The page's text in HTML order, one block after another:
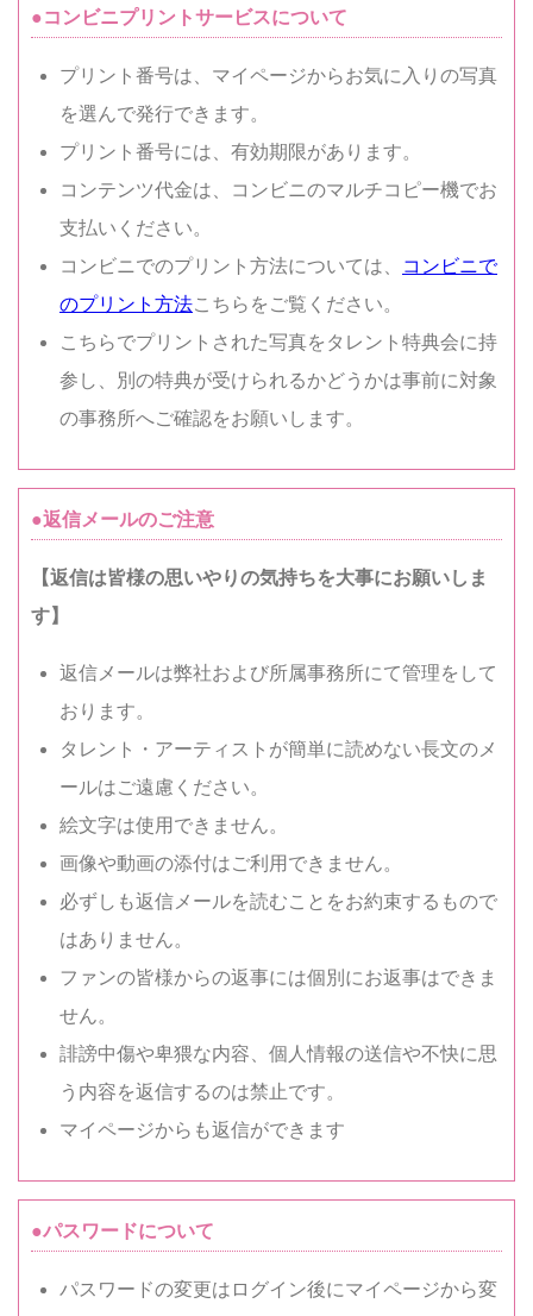
●コンビニプリントサービスについて
プリント番号は、マイページからお気に入りの写真
を選んで発行できます。
プリント番号には、有効期限があります。
コンテンツ代金は、コンビニのマルチコピー機でお
支払いください。
コンビニでのプリント方法については、
コンビニで
のプリント方法こちらをご覧ください。
こちらでプリントされた写真をタレント特典会に持
参し、別の特典が受けられるかどうかは事前に対象
の事務所へご確認をお願いします。
●返信メールのご注意
【返信は皆様の思いやりの気持ちを大事にお願いしま
す】
返信メールは弊社および所属事務所にて管理をして
おります。
タレント・アーティストが簡単に読めない長文のメ
ールはご遠慮ください。
絵文字は使用できません。
画像や動画の添付はご利用できません。
必ずしも返信メールを読むことをお約束するもので
はありません。
ファンの皆様からの返事には個別にお返事はできま
せん。
誹謗中傷や卑猥な内容、個人情報の送信や不快に思
う内容を返信するのは禁止です。
マイページからも返信ができます
●パスワードについて
パスワードの変更はログイン後にマイページから変